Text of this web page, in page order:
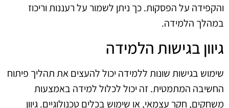
והקפידה על הפסקות. כך ניתן לשמור על רעננות וריכוז
במהלך הלמידה.
גיוון בגישות הלמידה
שימוש בגישות שונות ללמידה יכול להעצים את תהליך פיתוח
החשיבה המתמטית. זה יכול לכלול למידה באמצעות
משחקים, חקר עצמאי, או שימוש בכלים טכנולוגיים. גיוון